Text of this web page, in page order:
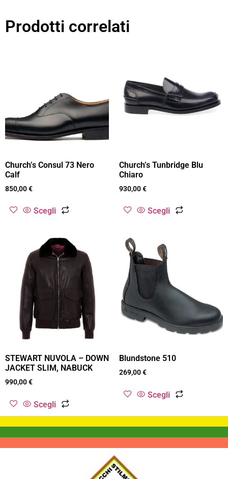
Prodotti correlati
Church’s Consul 73 Nero
Calf
850,00€
Scegli
Church’s Tunbridge Blu
Chiaro
930,00€
Scegli
STEWART NUVOLA – DOWN
JACKET SLIM, NABUCK
990,00€
Scegli
Blundstone 510
269,00€
Scegli